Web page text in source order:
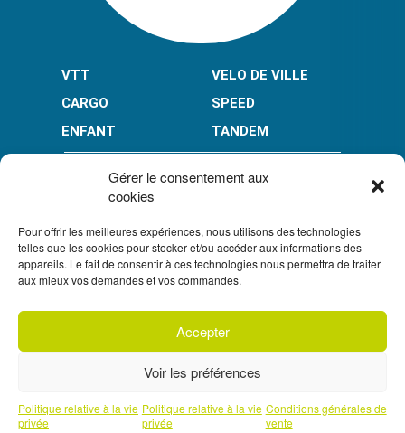
Gérer le consentement aux
cookies
Pour offrir les meilleures expériences, nous utilisons des technologies
telles que les cookies pour stocker et/ou accéder aux informations des
appareils. Le fait de consentir à ces technologies nous permettra de traiter
aux mieux vos demandes et vos commandes.
Accepter
Voir les préférences
Politique relative à la vie
privée
Politique relative à la vie
privée
Conditions générales de
vente
notre newsletter
avec l'un de nos experts
VTT
VELO DE VILLE
CARGO
SPEED
ENFANT
TANDEM
PAIEMENT EN PLUSIEURS FOIS* :
LIMITÉ À 3000 € POUR LE 10X. LIMITÉ À 6000 € POUR LE 3X ET 4X.
CONDITION GÉNÉRALES DE VENTE
POLITIQUE DE CONFIDENTIALITÉ
SOUS RÉSERVE D’ACCEPTATION PAR FLOA. VOUS